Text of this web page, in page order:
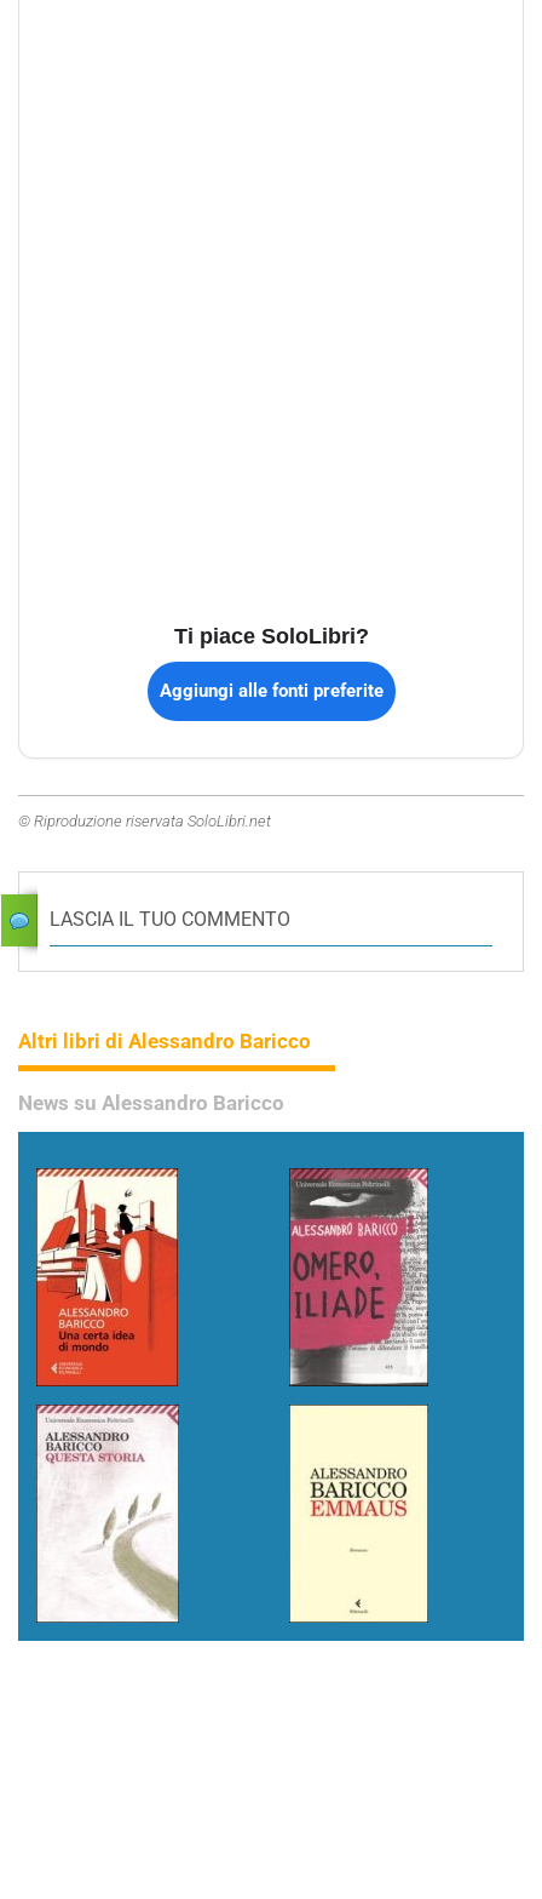
Ti piace SoloLibri?
Aggiungi alle fonti preferite
© Riproduzione riservata SoloLibri.net
LASCIA IL TUO COMMENTO
Altri libri di Alessandro Baricco
News su Alessandro Baricco